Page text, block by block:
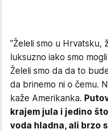
"Želeli smo u Hrvatsku,
luksuzno iako smo
Želeli smo da da to
da brinemo ni o čemu.
kaže Amerikanka.
krajem jula i jedino
voda hladna, ali brzo